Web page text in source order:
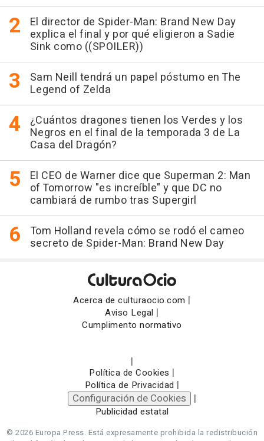
El director de Spider-Man: Brand New Day
explica el final y por qué eligieron a Sadie
Sink como ((SPOILER))
Sam Neill tendrá un papel póstumo en The
Legend of Zelda
¿Cuántos dragones tienen los Verdes y los
Negros en el final de la temporada 3 de La
Casa del Dragón?
El CEO de Warner dice que Superman 2: Man
of Tomorrow "es increíble" y que DC no
cambiará de rumbo tras Supergirl
Tom Holland revela cómo se rodó el cameo
secreto de Spider-Man: Brand New Day
Acerca de culturaocio.com |
Aviso Legal |
Cumplimento normativo
|
Política de Cookies |
Política de Privacidad |
Configuración de Cookies |
Publicidad estatal
© 2026 Europa Press. Está expresamente prohibida la redistribución